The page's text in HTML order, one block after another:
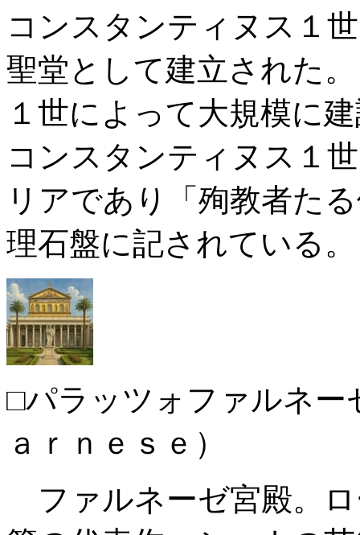
コンスタンティヌス１
聖堂として建立された
１世によって大規模に
コンスタンティヌス１
リアであり「殉教者た
理石盤に記されている。
□パラッツォファルネ
ａｒｎｅｓｅ）
ファルネーゼ宮殿。